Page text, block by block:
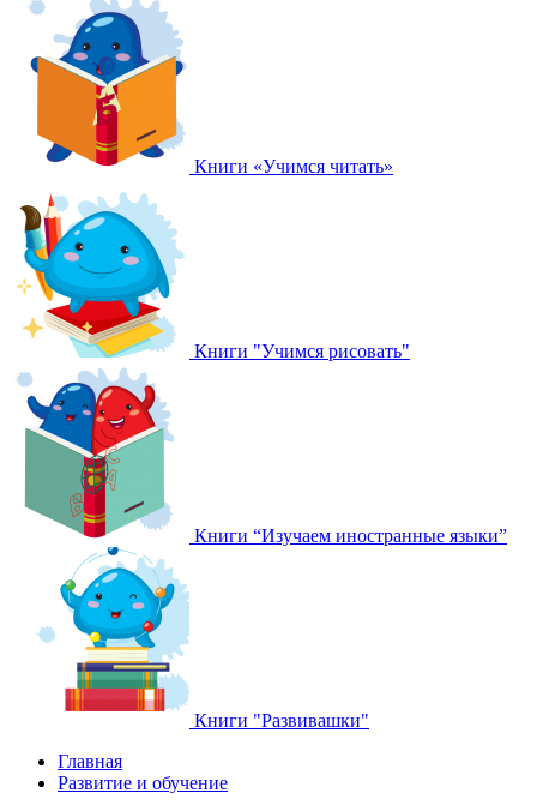
Книги «Учимся читать»
Книги "Учимся рисовать"
Книги “Изучаем иностранные языки”
Книги "Развивашки"
Главная
Развитие и обучение